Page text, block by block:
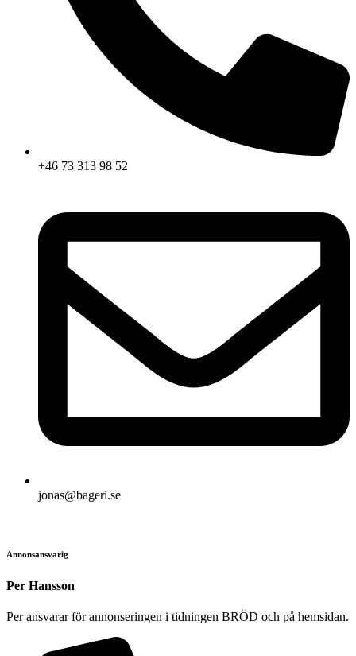
+46 73 313 98 52
jonas@bageri.se
Annonsansvarig
Per Hansson
Per ansvarar för annonseringen i tidningen BRÖD och på hemsidan.